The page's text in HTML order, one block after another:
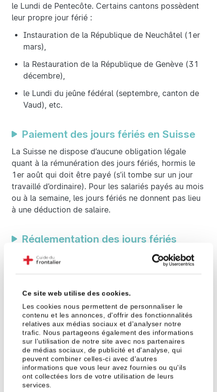
Ce site web utilise des cookies.
Les cookies nous permettent de personnaliser le
contenu et les annonces, d'offrir des fonctionnalités
relatives aux médias sociaux et d'analyser notre
trafic. Nous partageons également des informations
sur l'utilisation de notre site avec nos partenaires
de médias sociaux, de publicité et d'analyse, qui
peuvent combiner celles-ci avec d'autres
informations que vous leur avez fournies ou qu'ils
ont collectées lors de votre utilisation de leurs
services.
le Lundi de Pentecôte. Certains cantons possèdent
leur propre jour férié :
Instauration de la République de Neuchâtel (1er
mars),
la Restauration de la République de Genève (31
décembre),
le Lundi du jeûne fédéral (septembre, canton de
Vaud), etc.
Paiement des jours fériés en Suisse
La Suisse ne dispose d’aucune obligation légale
quant à la rémunération des jours fériés, hormis le
1er août qui doit être payé (s’il tombe sur un jour
travaillé d’ordinaire). Pour les salariés payés au mois
ou à la semaine, les jours fériés ne donnent pas lieu
à une déduction de salaire.
Réglementation des jours fériés
En Suisse, si un jour férié tombe pendant un jour de
compenser le jour férié en semaine. En revanche, s’il
tombe pendant les congés du salarié, il n’est pas
compté comme jour de vacances. Un atout qui peut
s’avérer idéal pour optimiser ses ponts et ses
congés, comme nous le verrons un peu plus bas.
À noter également que la Suisse octroie le droit de
récupérer un jour férié si le salarié était en arrêt
maladie ce jour-là.